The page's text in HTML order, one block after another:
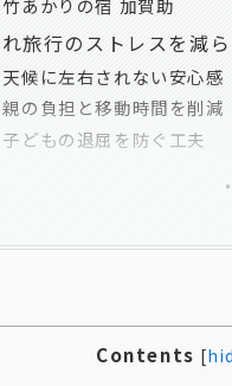
竹あかりの宿 加賀助
旅行のストレスを減
天候に左右されない安心感
親の負担と移動時間を削減
子どもの退屈を防ぐ工夫
Contents [